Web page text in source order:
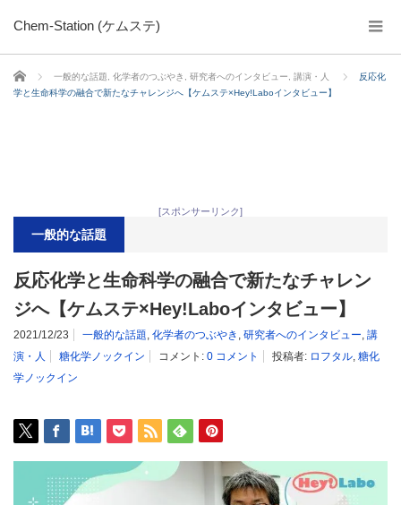
Chem-Station (ケムステ)
ホーム 一般的な話題 化学者のつぶやき 研究者へのインタビュー 講演・人
反応化
学と生命科学の融合で新たなチャレンジへ【ケムステ×Hey!Laboインタビュー】
[スポンサーリンク]
一般的な話題
反応化学と生命科学の融合で新たなチャレン
ジへ【ケムステ×Hey!Laboインタビュー】
2021/12/23 一般的な話題, 化学者のつぶやき , 研究者へのインタビュー, 講
演・人
糖化学ノックイン コメント: 0 コメント 投稿者: ロフタル, 糖化
学ノックイン